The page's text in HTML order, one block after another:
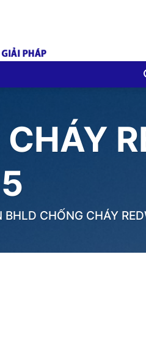
CHỐNG CHÁY